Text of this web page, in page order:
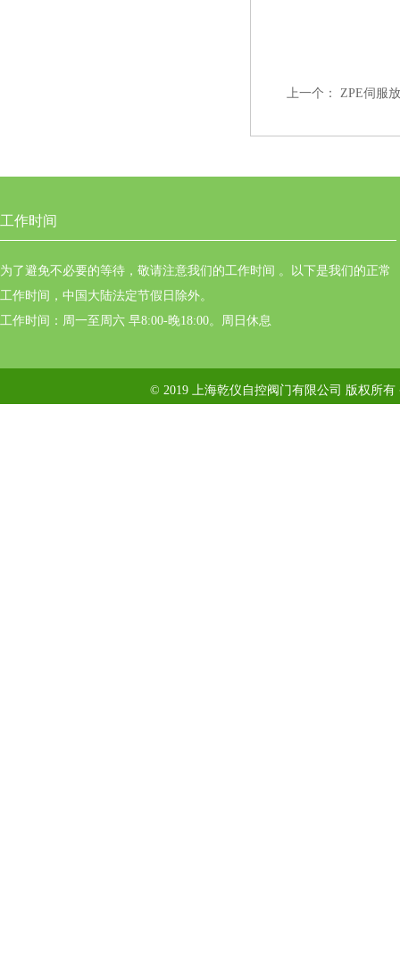
上一个： ZPE伺服
工作时间
为了避免不必要的等待，敬请注意我们的工作时间 。以下是我们的正常
工作时间，中国大陆法定节假日除外。
工作时间：周一至周六 早8:00-晚18:00。周日休息
© 2019 上海乾仪自控阀门有限公司 版权所有